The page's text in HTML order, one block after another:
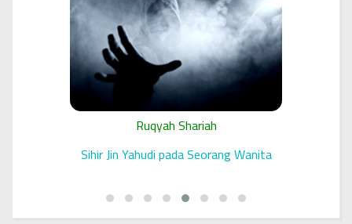
Ruqyah Shariah
Sihir Jin Yahudi pada Seorang Wanita